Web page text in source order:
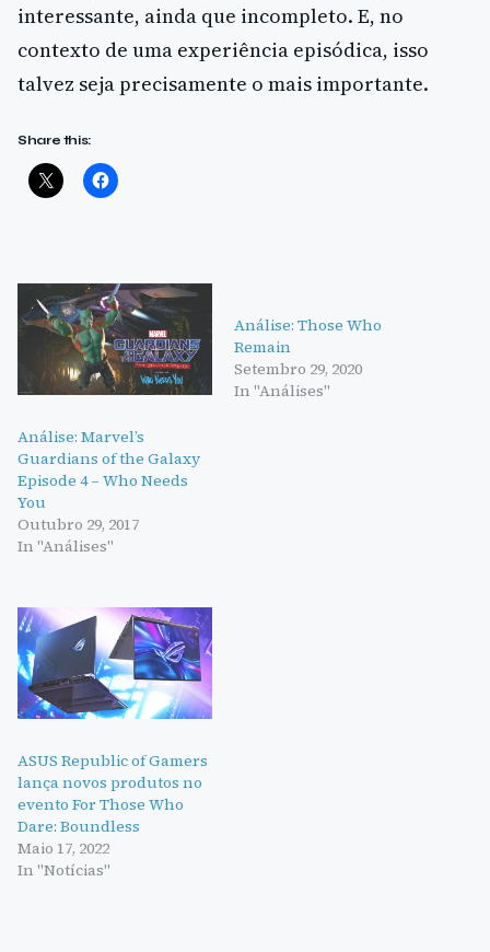
interessante, ainda que incompleto. E, no
contexto de uma experiência episódica, isso
talvez seja precisamente o mais importante.
Share this:
Análise: Marvel’s
Guardians of the Galaxy
Episode 4 – Who Needs
You
Outubro 29, 2017
In "Análises"
Análise: Those Who
Remain
Setembro 29, 2020
In "Análises"
ASUS Republic of Gamers
lança novos produtos no
evento For Those Who
Dare: Boundless
Maio 17, 2022
In "Notícias"